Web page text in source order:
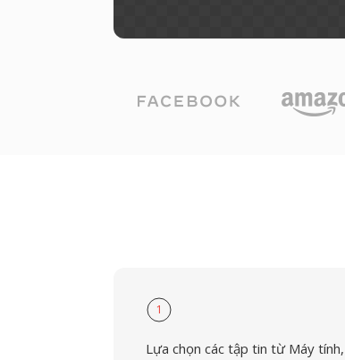
1
Lựa chọn các tập tin từ Máy